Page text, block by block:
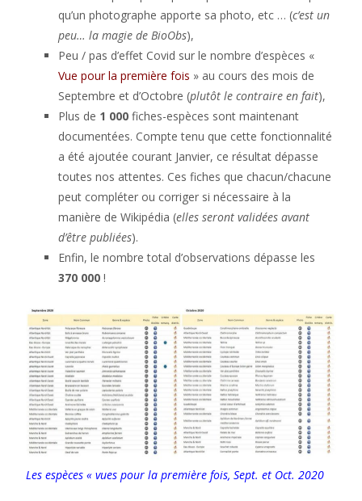
qu’un photographe apporte sa photo, etc … (c’est un
peu… la magie de BioObs),
Peu / pas d’effet Covid sur le nombre d’espèces «
Vue pour la première fois » au cours des mois de
Septembre et d’Octobre (plutôt le contraire en fait),
Plus de 1 000 fiches-espèces sont maintenant
documentées. Compte tenu que cette fonctionnalité
a été ajoutée courant Janvier, ce résultat dépasse
toutes nos attentes. Ces fiches que chacun/chacune
peut compléter ou corriger si nécessaire à la
manière de Wikipédia (elles seront validées avant
d’être publiées).
Enfin, le nombre total d’observations dépasse les
370 000 !
Les espèces « vues pour la première fois, Sept. et Oct. 2020